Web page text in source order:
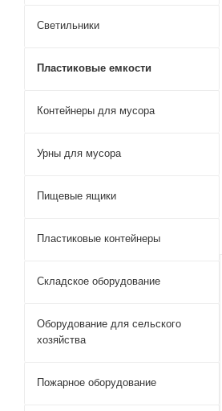
Светильники
Пластиковые емкости
Контейнеры для мусора
Урны для мусора
Пищевые ящики
Пластиковые контейнеры
Складское оборудование
Оборудование для сельского
хозяйства
Пожарное оборудование